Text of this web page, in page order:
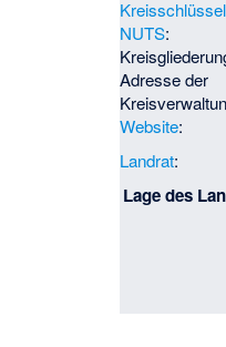
Kreisschlüssel
NUTS:
Adresse der
Website:
Landrat:
Lage des